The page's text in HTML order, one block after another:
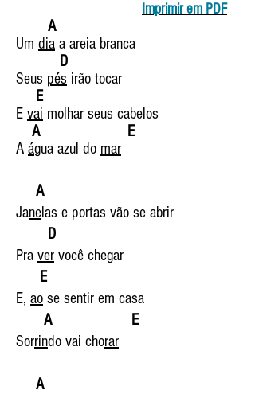
Imprimir em PDF
A
Um dia a areia branca
D
Seus pés irão tocar
E
E vai molhar seus cabelos
A E
A água azul do mar
A
Janelas e portas vão se abrir
D
Pra ver você chegar
E
E, ao se sentir em casa
A E
Sorrindo vai chorar
A